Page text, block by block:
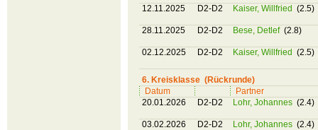
12.11.2025 D2-D2 Kaiser, Willfried (2.5)
28.11.2025 D2-D2 Bese, Detlef (2.8)
02.12.2025 D2-D2 Kaiser, Willfried (2.5)
6. Kreisklasse (Rückrunde)
Datum
Partner
20.01.2026
D2-D2 Lohr, Johannes (2.4)
03.02.2026 D2-D2 Lohr, Johannes (2.4)